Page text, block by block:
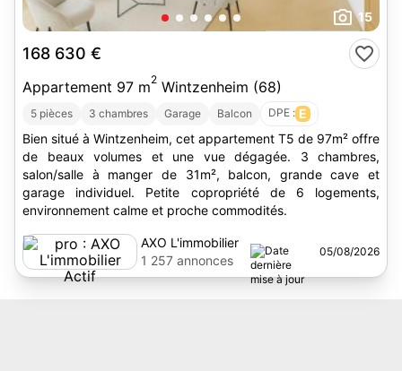
15
168 630 €
Appartement 97 m2 Wintzenheim (68)
5 pièces 3 chambres Garage Balcon DPE : E
Bien situé à Wintzenheim, cet appartement T5 de 97m² offre
de beaux volumes et une vue dégagée. 3 chambres,
salon/salle à manger de 31m², balcon, grande cave et
garage individuel. Petite copropriété de 6 logements,
environnement calme et proche commodités.
AXO L'immobilier
Actif
1 257 annonces
05/08/2026